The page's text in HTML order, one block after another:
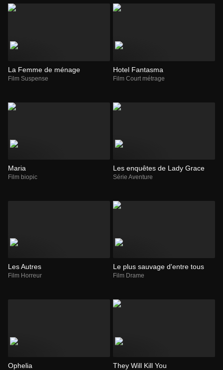
La Femme de ménage
Film Suspense
Hotel Fantasma
Film Court métrage
Maria
Film biopic
Les enquêtes de Lady Grace
Série Aventure
Les Autres
Film Horreur
Le plus sauvage d'entre tous
Film Drame
Ophelia They Will Kill You